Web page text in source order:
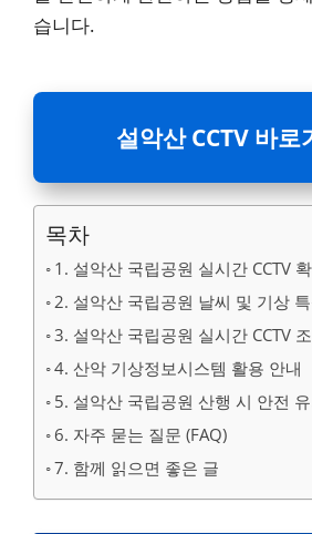
습니다.
설악산 CCTV 바로
목차
1. 설악산 국립공원 실시간 CCTV
2. 설악산 국립공원 날씨 및 기상
3. 설악산 국립공원 실시간 CCTV
4. 산악 기상정보시스템 활용 안내
5. 설악산 국립공원 산행 시 안전
6. 자주 묻는 질문 (FAQ)
7. 함께 읽으면 좋은 글